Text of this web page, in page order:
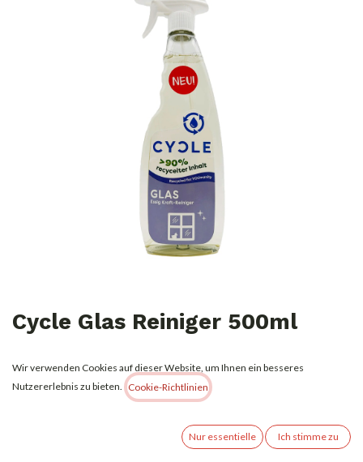
Cycle Glas Reiniger 500ml
1,29 € Alle Preise inkl. MwSt. zzgl. Versandkosten
JETZT KAUFEN
Wir verwenden Cookies auf dieser Website, um Ihnen ein besseres
Nutzererlebnis zu bieten.
Cookie-Richtlinien
Nur essentielle Ich stimme zu